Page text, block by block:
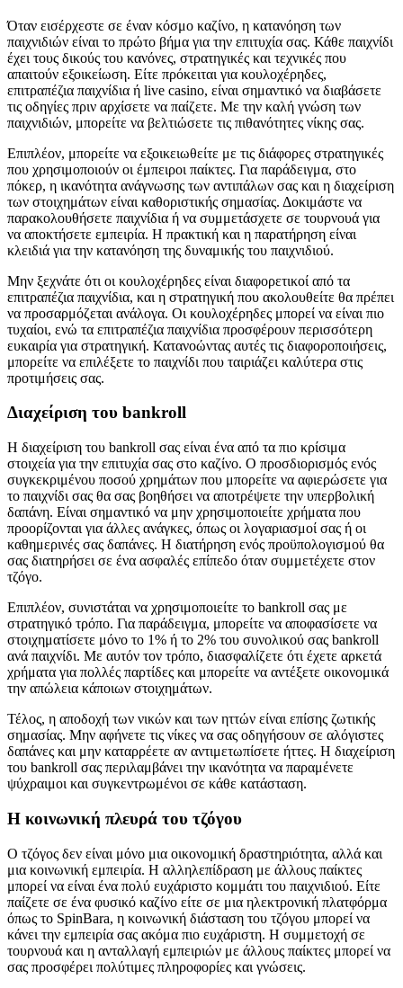
Όταν εισέρχεστε σε έναν κόσμο καζίνο, η κατανόηση των
παιχνιδιών είναι το πρώτο βήμα για την επιτυχία σας. Κάθε παιχνίδι
έχει τους δικούς του κανόνες, στρατηγικές και τεχνικές που
απαιτούν εξοικείωση. Είτε πρόκειται για κουλοχέρηδες,
επιτραπέζια παιχνίδια ή live casino, είναι σημαντικό να διαβάσετε
τις οδηγίες πριν αρχίσετε να παίζετε. Με την καλή γνώση των
παιχνιδιών, μπορείτε να βελτιώσετε τις πιθανότητες νίκης σας.
Επιπλέον, μπορείτε να εξοικειωθείτε με τις διάφορες στρατηγικές
που χρησιμοποιούν οι έμπειροι παίκτες. Για παράδειγμα, στο
πόκερ, η ικανότητα ανάγνωσης των αντιπάλων σας και η διαχείριση
των στοιχημάτων είναι καθοριστικής σημασίας. Δοκιμάστε να
παρακολουθήσετε παιχνίδια ή να συμμετάσχετε σε τουρνουά για
να αποκτήσετε εμπειρία. Η πρακτική και η παρατήρηση είναι
κλειδιά για την κατανόηση της δυναμικής του παιχνιδιού.
Μην ξεχνάτε ότι οι κουλοχέρηδες είναι διαφορετικοί από τα
επιτραπέζια παιχνίδια, και η στρατηγική που ακολουθείτε θα πρέπει
να προσαρμόζεται ανάλογα. Οι κουλοχέρηδες μπορεί να είναι πιο
τυχαίοι, ενώ τα επιτραπέζια παιχνίδια προσφέρουν περισσότερη
ευκαιρία για στρατηγική. Κατανοώντας αυτές τις διαφοροποιήσεις,
μπορείτε να επιλέξετε το παιχνίδι που ταιριάζει καλύτερα στις
προτιμήσεις σας.
Διαχείριση του bankroll
Η διαχείριση του bankroll σας είναι ένα από τα πιο κρίσιμα
στοιχεία για την επιτυχία σας στο καζίνο. Ο προσδιορισμός ενός
συγκεκριμένου ποσού χρημάτων που μπορείτε να αφιερώσετε για
το παιχνίδι σας θα σας βοηθήσει να αποτρέψετε την υπερβολική
δαπάνη. Είναι σημαντικό να μην χρησιμοποιείτε χρήματα που
προορίζονται για άλλες ανάγκες, όπως οι λογαριασμοί σας ή οι
καθημερινές σας δαπάνες. Η διατήρηση ενός προϋπολογισμού θα
σας διατηρήσει σε ένα ασφαλές επίπεδο όταν συμμετέχετε στον
τζόγο.
Επιπλέον, συνιστάται να χρησιμοποιείτε το bankroll σας με
στρατηγικό τρόπο. Για παράδειγμα, μπορείτε να αποφασίσετε να
στοιχηματίσετε μόνο το 1% ή το 2% του συνολικού σας bankroll
ανά παιχνίδι. Με αυτόν τον τρόπο, διασφαλίζετε ότι έχετε αρκετά
χρήματα για πολλές παρτίδες και μπορείτε να αντέξετε οικονομικά
την απώλεια κάποιων στοιχημάτων.
Τέλος, η αποδοχή των νικών και των ηττών είναι επίσης ζωτικής
σημασίας. Μην αφήνετε τις νίκες να σας οδηγήσουν σε αλόγιστες
δαπάνες και μην καταρρέετε αν αντιμετωπίσετε ήττες. Η διαχείριση
του bankroll σας περιλαμβάνει την ικανότητα να παραμένετε
ψύχραιμοι και συγκεντρωμένοι σε κάθε κατάσταση.
Η κοινωνική πλευρά του τζόγου
Ο τζόγος δεν είναι μόνο μια οικονομική δραστηριότητα, αλλά και
μια κοινωνική εμπειρία. Η αλληλεπίδραση με άλλους παίκτες
μπορεί να είναι ένα πολύ ευχάριστο κομμάτι του παιχνιδιού. Είτε
παίζετε σε ένα φυσικό καζίνο είτε σε μια ηλεκτρονική πλατφόρμα
όπως το SpinBara, η κοινωνική διάσταση του τζόγου μπορεί να
κάνει την εμπειρία σας ακόμα πιο ευχάριστη. Η συμμετοχή σε
τουρνουά και η ανταλλαγή εμπειριών με άλλους παίκτες μπορεί να
σας προσφέρει πολύτιμες πληροφορίες και γνώσεις.